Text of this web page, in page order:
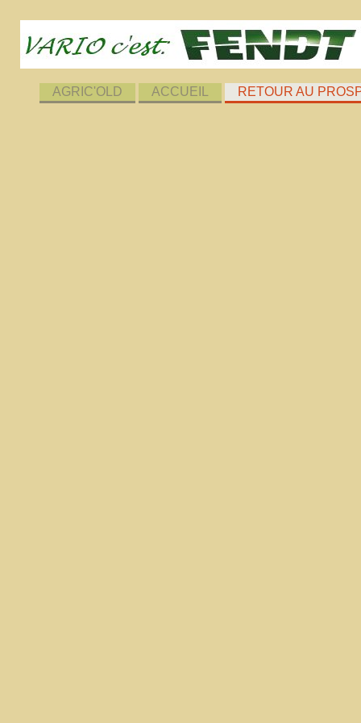
AGRIC'OLD ACCUEIL RETOUR AU